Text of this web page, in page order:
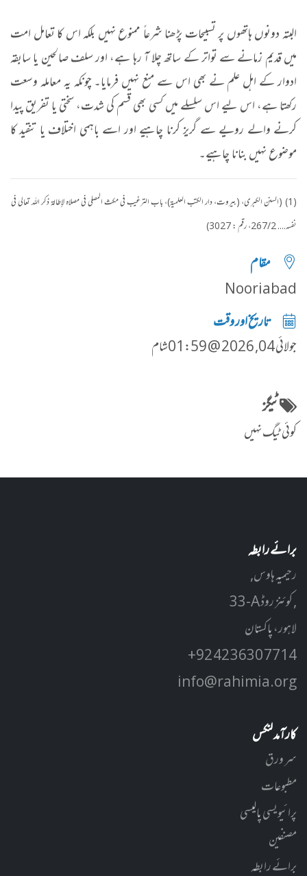
البتہ دونوں ہاتھوں پر تسبیحات پڑھنا شرعاً ممنوع نہیں بلکہ اس کا تعامل امت
میں قدیم زمانے سے تواتر کے ساتھ چلا آ رہا ہے، اور سلف صالحین یا سابقہ
ادوار کے اہل علم نے بھی اس سے منع نہیں فرمایا۔ چونکہ یہ معاملہ وسعت
رکھتا ہے، اس لیے اس سلسلے میں کسی بھی قسم کی شدت، سختی یا تفریق پیدا
کرنے والے رویے سے گریز کرنا چاہیے اور اسے باہمی اختلاف یا تنقید کا
موضوع نہیں بنانا چاہیے۔
(1) (السنن الکبری، (بیروت، دار الکتب العلمیۃ)، باب الترغيب في مكث المصلي في مصلاه لإطالة ذكر الله تعالى في
نفسه.... 267/2، رقم : 3027)
مقام
Nooriabad
تاریخ اور وقت
جولائی 04, 2026 @ 01:59شام
ٹیگز
کوئی ٹیگ نہیں
برائے رابطہ
رحیمیہ ہاوس,
33-A کوئنز روڈ ,
لاہور، پاکستان
+92 42 3630 7714
info@rahimia.org
کارآمد لنکس
سر ورق
مطبوعات
پرائیویسی پالیسی
مصنفین
برائے رابطہ